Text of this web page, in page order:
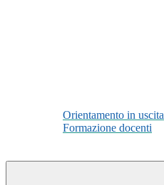
Orientamento in uscita
Formazione docenti